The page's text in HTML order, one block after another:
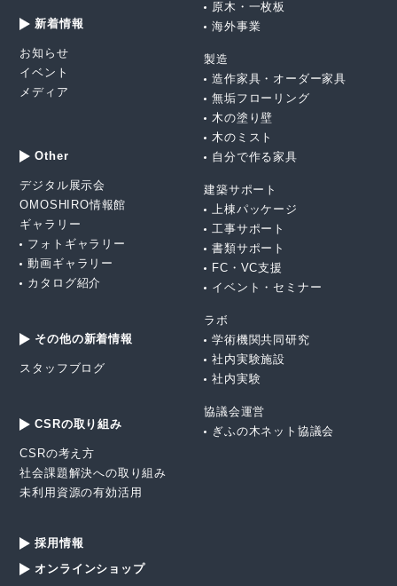
新着情報
お知らせ
イベント
メディア
原木・一枚板
海外事業
製造
造作家具・オーダー家具
無垢フローリング
木の塗り壁
木のミスト
自分で作る家具
建築サポート
上棟パッケージ
工事サポート
書類サポート
FC・VC支援
イベント・セミナー
ラボ
学術機関共同研究
社内実験施設
社内実験
協議会運営
ぎふの木ネット協議会
Other
デジタル展示会
OMOSHIRO情報館
ギャラリー
フォトギャラリー
動画ギャラリー
カタログ紹介
その他の新着情報
スタッフブログ
CSRの取り組み
CSRの考え方
社会課題解決への取り組み
未利用資源の有効活用
採用情報
オンラインショップ